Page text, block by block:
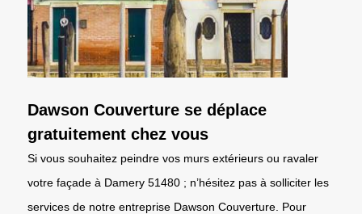
Dawson Couverture se déplace
gratuitement chez vous
Si vous souhaitez peindre vos murs extérieurs ou ravaler
votre façade à Damery 51480 ; n’hésitez pas à solliciter les
services de notre entreprise Dawson Couverture. Pour